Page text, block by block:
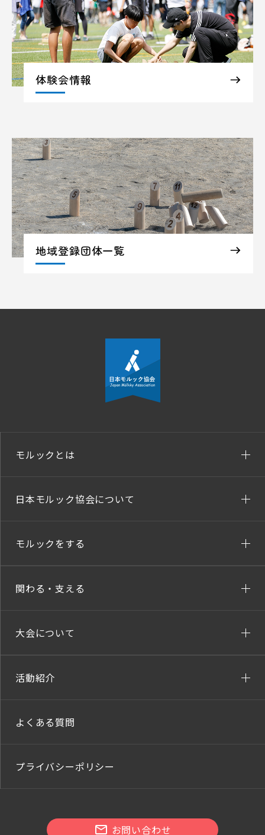
体験会情報
地域登録団体一覧
モルックとは
日本モルック協会について
モルックをする
関わる・支える
大会について
活動紹介
よくある質問
プライバシーポリシー
お問い合わせ